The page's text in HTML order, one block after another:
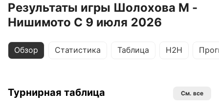
Результаты игры Шолохова М -
Нишимото С 9 июля 2026
Обзор Статистика Таблица H2H
Турнирная таблица См. все